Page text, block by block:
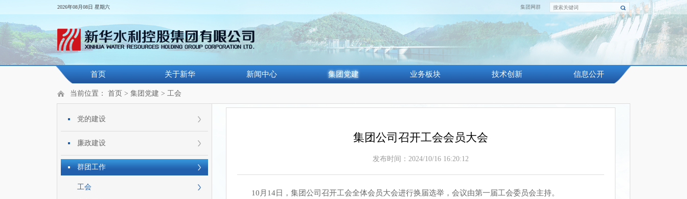
2026年08月08日 星期六 集团网群
首页 关于新华 新闻中心 集团党建 业务板块 技术创新 信息公开
当前位置： 首页> 集团党建 > 工会
党的建设
廉政建设
群团工作
工会
集团公司召开工会会员大会
发布时间：2024/10/16 16:20:12
10月14日，集团公司召开工会全体会员大会进行换届选举，会议由第一届工会委员会主持。